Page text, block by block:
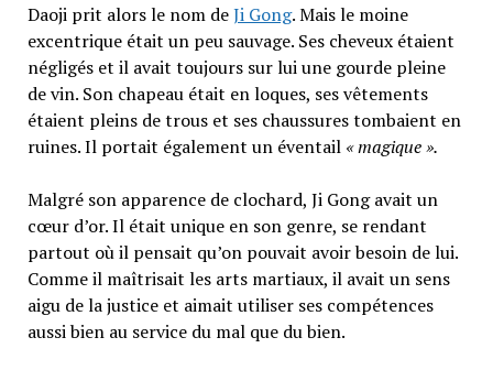
Daoji prit alors le nom deJi Gong. Mais le moine
excentrique était un peu sauvage. Ses cheveux étaient
négligés et il avait toujours sur lui une gourde pleine
de vin. Son chapeau était en loques, ses vêtements
étaient pleins de trous et ses chaussures tombaient en
ruines. Il portait également un éventail « magique ».
Malgré son apparence de clochard, Ji Gong avait un
cœur d’or. Il était unique en son genre, se rendant
partout où il pensait qu’on pouvait avoir besoin de lui.
Comme il maîtrisait les arts martiaux, il avait un sens
aigu de la justice et aimait utiliser ses compétences
aussi bien au service du mal que du bien.